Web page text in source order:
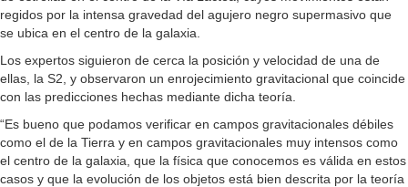
regidos por la intensa gravedad del agujero negro supermasivo que
se ubica en el centro de la galaxia.
Los expertos siguieron de cerca la posición y velocidad de una de
ellas, la S2, y observaron un enrojecimiento gravitacional que coincide
con las predicciones hechas mediante dicha teoría.
“Es bueno que podamos verificar en campos gravitacionales débiles
como el de la Tierra y en campos gravitacionales muy intensos como
el centro de la galaxia, que la física que conocemos es válida en estos
casos y que la evolución de los objetos está bien descrita por la teoría